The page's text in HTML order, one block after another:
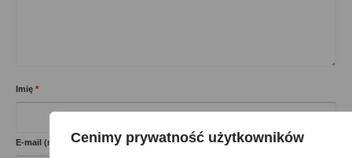
Cenimy prywatność użytkowników
Imię *
E-mail (nie będzie opublikowany)*